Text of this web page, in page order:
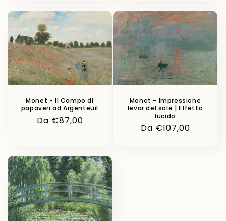
Monet - Il Campo di
papaveri ad Argenteuil
Prezzo
Da €87,00
Monet - Impressione
levar del sole | Effetto
lucido
Prezzo
Da €107,00